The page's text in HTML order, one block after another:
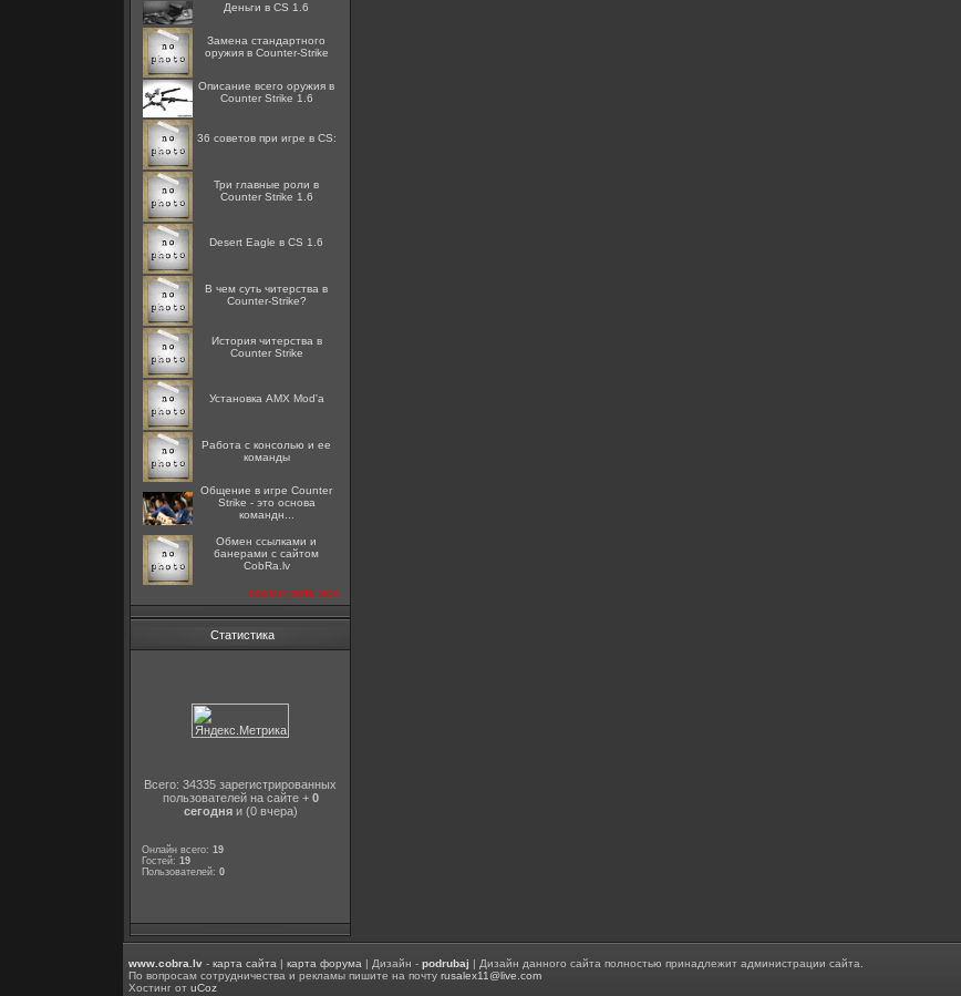
Деньги в CS 1.6
Замена стандартного
оружия в Counter-Strike
Описание всего оружия в
Counter Strike 1.6
36 советов при игре в CS:
Три главные роли в
Counter Strike 1.6
Desert Eagle в CS 1.6
В чем суть читерства в
Counter-Strike?
История читерства в
Counter Strike
Установка AMX Mod'a
Работа с консолью и ее
команды
Общение в игре Counter
Strike - это основа
командн...
Oбмен ссылками и
банерами с сайтом
CobRa.lv
посмотреть все
Статистика
Всего: 34335 зарегистрированных
пользователей на сайте + 0
сегодняи (0 вчера)
Онлайн всего: 19
Гостей: 19
Пользователей: 0
www.cobra.lv - карта сайта | карта форума | Дизайн - podrubaj | Дизайн данного сайта полностью принадлежит администрации сайта.
По вопросам сотрудничества и рекламы пишите на почту rusalex11@live.com
Хостинг от uCoz